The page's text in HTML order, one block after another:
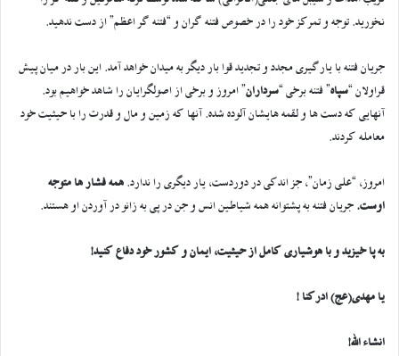
نخورید. توجه و تمرکز خود را در خصوص فتنه گران و “فتنه گر اعظم” از دست ندهید.
جریان فتنه با یارگیری مجدد و تجدید قوا بار دیگر به میدان خواهد آمد. این بار در میان پیش
قراولان “ سپاه ” فتنه برخی “ سرداران ” امروز و برخی از اصولگرایان را شاهد خواهیم بود.
آنهایی که دست ها و لقمه هایشان آلوده شده. آنها که زمین و مال و قدرت را با حیثیت خود
معامله کردند.
امروز، “علی زمان”، جز اندکی در دوردست، یار دیگری را ندارد. همه فشار ها متوجه
اوست. جریان فتنه به پشتوانه همه شیاطین انس و جن در پی به زانو در آوردن او هستند.
به پا خیزید و با هوشیاری کامل از حیثیت، ایمان و کشور خود دفاع کنید!
یا مهدی(عج) ادرکنا !
انشاء الله!